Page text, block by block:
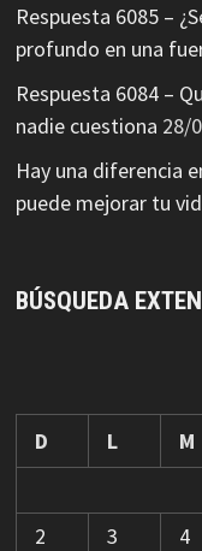
Respuesta 6085 –
profundo en una
Respuesta 6084 –
nadie cuestiona 28/
Hay una diferencia
puede mejorar tu
BÚSQUEDA
D
L M
2
3 4